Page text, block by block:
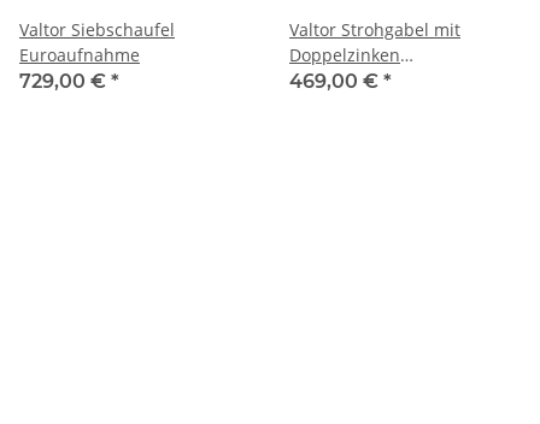
Valtor Siebschaufel
Euroaufnahme
729,00 € *
Valtor Strohgabel mit
Doppelzinken
Euroaufnahme
469,00 € *